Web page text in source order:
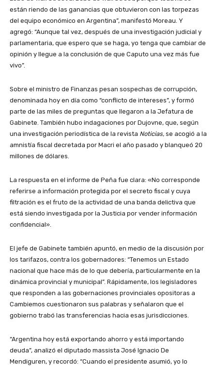
están riendo de las ganancias que obtuvieron con las torpezas
del equipo económico en Argentina”, manifestó Moreau. Y
agregó: “Aunque tal vez, después de una investigación judicial y
parlamentaria, que espero que se haga, yo tenga que cambiar de
opinión y llegue a la conclusión de que Caputo una vez más fue
vivo”.
Sobre el ministro de Finanzas pesan sospechas de corrupción,
denominada hoy en día como “conflicto de intereses”, y formó
parte de las miles de preguntas que llegaron a la Jefatura de
Gabinete. También hubo indagaciones por Dujovne, que, según
una investigación periodística de la revista Noticias, se acogió a la
amnistía fiscal decretada por Macri el año pasado y blanqueó 20
millones de dólares.
La respuesta en el informe de Peña fue clara: «No corresponde
referirse a información protegida por el secreto fiscal y cuya
filtración es el fruto de la actividad de una banda delictiva que
está siendo investigada por la Justicia por vender información
confidencial».
El jefe de Gabinete también apuntó, en medio de la discusión por
los tarifazos, contra los gobernadores: “Tenemos un Estado
nacional que hace más de lo que debería, particularmente en la
dinámica provincial y municipal”. Rápidamente, los legisladores
que responden a las gobernaciones provinciales opositoras a
Cambiemos cuestionaron sus palabras y señalaron que el
gobierno trabó las transferencias hacia esas jurisdicciones.
“Argentina hoy está exportando ahorro y está importando
deuda”, analizó el diputado massista José Ignacio De
Mendiguren, y recordó: “Cuando el presidente asumió, yo lo